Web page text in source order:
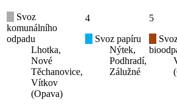
Svoz
komunálního
odpadu
Lhotka,
Nové
Těchanovice,
Vítkov
(Opava)
4
Svoz papíru
Nýtek,
Podhradí,
Zálužné
5